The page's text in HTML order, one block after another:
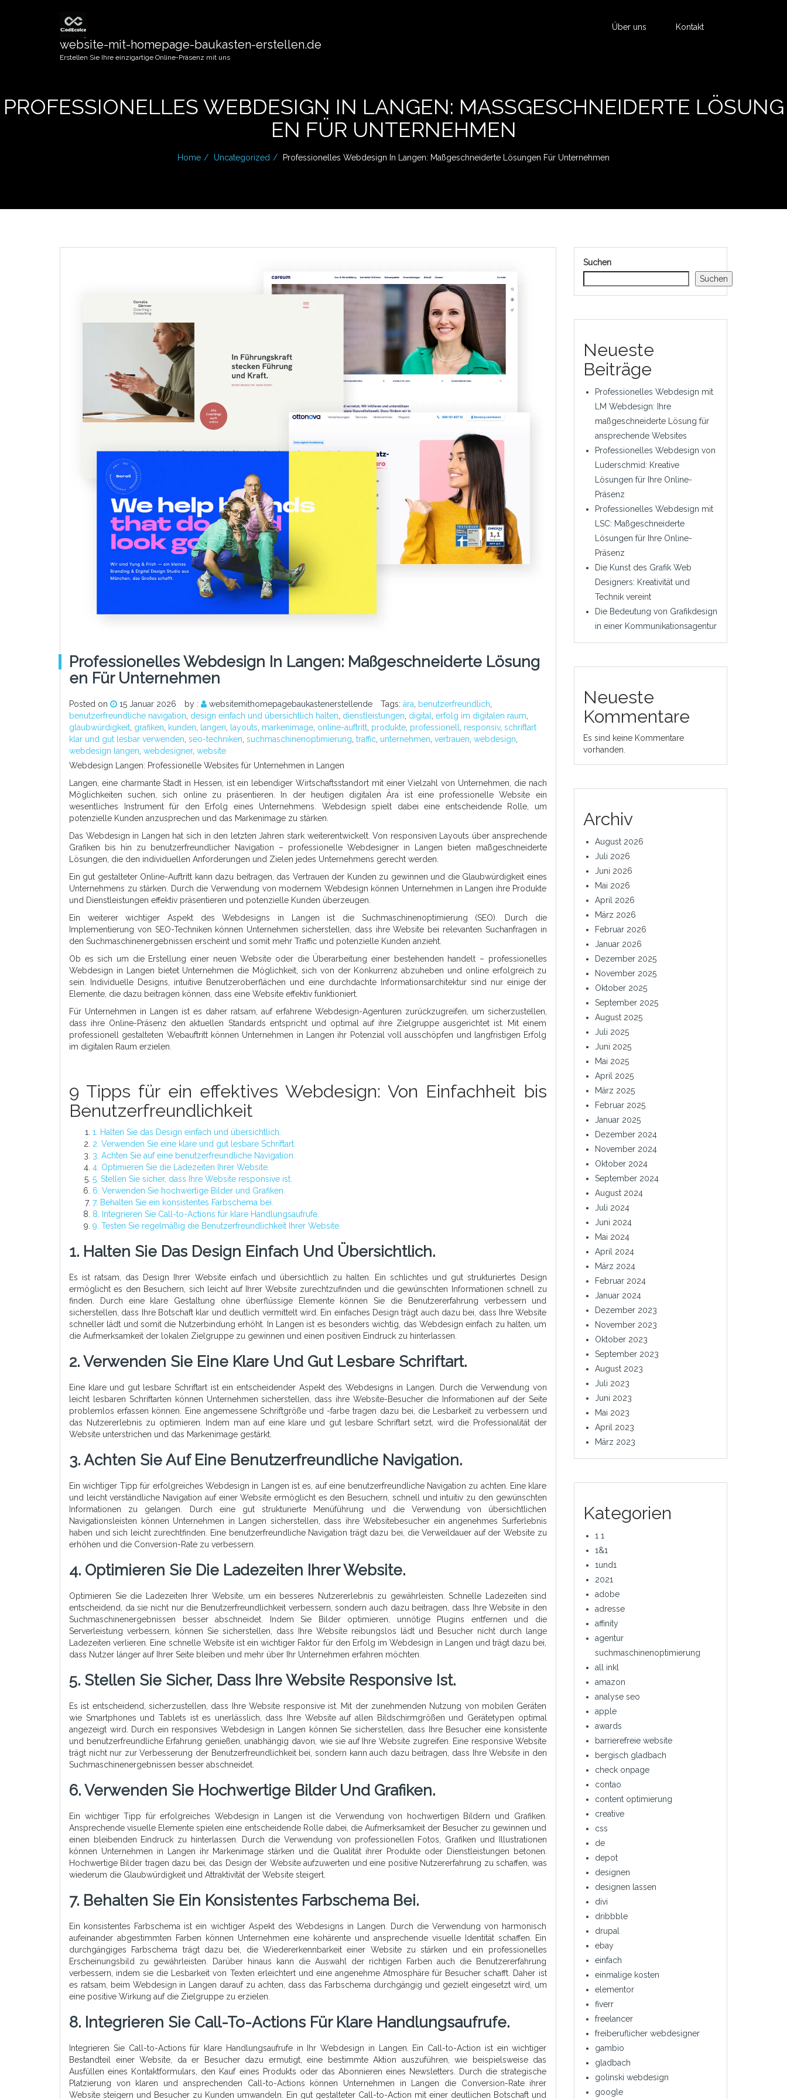
website-mit-homepage-baukasten-erstellen.de
Erstellen Sie Ihre einzigartige Online-Präsenz mit uns
Über uns Kontakt
PROFESSIONELLES WEBDESIGN IN LANGEN: MASSGESCHNEIDERTE LÖSUNGE
N FÜR UNTERNEHMEN
Home Uncategorized Professionelles Webdesign In Langen: Maßgeschneiderte Lösungen Für Unternehmen
Professionelles Webdesign In Langen: Maßgeschneiderte Lösung
En Für Unternehmen
Posted on 15 Januar 2026 by : websitemithomepagebaukastenerstellende Tags: ära benutzerfreundlich
benutzerfreundliche navigation design einfach und übersichtlich halten dienstleistungen digital erfolg im digitalen raum
glaubwürdigkeit grafiken kunden langen layouts markenimage online-auftritt produkte professionell responsiv, schriftart
klar und gut lesbar verwenden seo-techniken suchmaschinenoptimierung traffic unternehmen vertrauen webdesign
webdesign langen webdesigner, website
Webdesign Langen: Professionelle Websites für Unternehmen in Langen
Langen, eine charmante Stadt in Hessen, ist ein lebendiger Wirtschaftsstandort mit einer Vielzahl von Unternehmen, die nach
Möglichkeiten suchen, sich online zu präsentieren. In der heutigen digitalen Ära ist eine professionelle Website ein
wesentliches Instrument für den Erfolg eines Unternehmens. Webdesign spielt dabei eine entscheidende Rolle, um
potenzielle Kunden anzusprechen und das Markenimage zu stärken.
Das Webdesign in Langen hat sich in den letzten Jahren stark weiterentwickelt. Von responsiven Layouts über ansprechende
Grafiken bis hin zu benutzerfreundlicher Navigation – professionelle Webdesigner in Langen bieten maßgeschneiderte
Lösungen, die den individuellen Anforderungen und Zielen jedes Unternehmens gerecht werden.
Ein gut gestalteter Online-Auftritt kann dazu beitragen, das Vertrauen der Kunden zu gewinnen und die Glaubwürdigkeit eines
Unternehmens zu stärken. Durch die Verwendung von modernem Webdesign können Unternehmen in Langen ihre Produkte
und Dienstleistungen effektiv präsentieren und potenzielle Kunden überzeugen.
Ein weiterer wichtiger Aspekt des Webdesigns in Langen ist die Suchmaschinenoptimierung (SEO). Durch die
Implementierung von SEO-Techniken können Unternehmen sicherstellen, dass ihre Website bei relevanten Suchanfragen in
den Suchmaschinenergebnissen erscheint und somit mehr Traffic und potenzielle Kunden anzieht.
Ob es sich um die Erstellung einer neuen Website oder die Überarbeitung einer bestehenden handelt – professionelles
Webdesign in Langen bietet Unternehmen die Möglichkeit, sich von der Konkurrenz abzuheben und online erfolgreich zu
sein. Individuelle Designs, intuitive Benutzeroberflächen und eine durchdachte Informationsarchitektur sind nur einige der
Elemente, die dazu beitragen können, dass eine Website effektiv funktioniert.
Für Unternehmen in Langen ist es daher ratsam, auf erfahrene Webdesign-Agenturen zurückzugreifen, um sicherzustellen,
dass ihre Online-Präsenz den aktuellen Standards entspricht und optimal auf ihre Zielgruppe ausgerichtet ist. Mit einem
professionell gestalteten Webauftritt können Unternehmen in Langen ihr Potenzial voll ausschöpfen und langfristigen Erfolg
im digitalen Raum erzielen.
9 Tipps für ein effektives Webdesign: Von Einfachheit bis
Benutzerfreundlichkeit
1. Halten Sie das Design einfach und übersichtlich.
2. Verwenden Sie eine klare und gut lesbare Schriftart.
3. Achten Sie auf eine benutzerfreundliche Navigation.
4. Optimieren Sie die Ladezeiten Ihrer Website.
5. Stellen Sie sicher, dass Ihre Website responsive ist.
6. Verwenden Sie hochwertige Bilder und Grafiken.
7. Behalten Sie ein konsistentes Farbschema bei.
8. Integrieren Sie Call-to-Actions für klare Handlungsaufrufe.
9. Testen Sie regelmäßig die Benutzerfreundlichkeit Ihrer Website.
1. Halten Sie Das Design Einfach Und Übersichtlich.
Es ist ratsam, das Design Ihrer Website einfach und übersichtlich zu halten. Ein schlichtes und gut strukturiertes Design
ermöglicht es den Besuchern, sich leicht auf Ihrer Website zurechtzufinden und die gewünschten Informationen schnell zu
finden. Durch eine klare Gestaltung ohne überflüssige Elemente können Sie die Benutzererfahrung verbessern und
sicherstellen, dass Ihre Botschaft klar und deutlich vermittelt wird. Ein einfaches Design trägt auch dazu bei, dass Ihre Website
schneller lädt und somit die Nutzerbindung erhöht. In Langen ist es besonders wichtig, das Webdesign einfach zu halten, um
die Aufmerksamkeit der lokalen Zielgruppe zu gewinnen und einen positiven Eindruck zu hinterlassen.
2. Verwenden Sie Eine Klare Und Gut Lesbare Schriftart.
Eine klare und gut lesbare Schriftart ist ein entscheidender Aspekt des Webdesigns in Langen. Durch die Verwendung von
leicht lesbaren Schriftarten können Unternehmen sicherstellen, dass ihre Website-Besucher die Informationen auf der Seite
problemlos erfassen können. Eine angemessene Schriftgröße und -farbe tragen dazu bei, die Lesbarkeit zu verbessern und
das Nutzererlebnis zu optimieren. Indem man auf eine klare und gut lesbare Schriftart setzt, wird die Professionalität der
Website unterstrichen und das Markenimage gestärkt.
3. Achten Sie Auf Eine Benutzerfreundliche Navigation.
Ein wichtiger Tipp für erfolgreiches Webdesign in Langen ist es, auf eine benutzerfreundliche Navigation zu achten. Eine klare
und leicht verständliche Navigation auf einer Website ermöglicht es den Besuchern, schnell und intuitiv zu den gewünschten
Informationen zu gelangen. Durch eine gut strukturierte Menüführung und die Verwendung von übersichtlichen
Navigationsleisten können Unternehmen in Langen sicherstellen, dass ihre Websitebesucher ein angenehmes Surferlebnis
haben und sich leicht zurechtfinden. Eine benutzerfreundliche Navigation trägt dazu bei, die Verweildauer auf der Website zu
erhöhen und die Conversion-Rate zu verbessern.
4. Optimieren Sie Die Ladezeiten Ihrer Website.
Optimieren Sie die Ladezeiten Ihrer Website, um ein besseres Nutzererlebnis zu gewährleisten. Schnelle Ladezeiten sind
entscheidend, da sie nicht nur die Benutzerfreundlichkeit verbessern, sondern auch dazu beitragen, dass Ihre Website in den
Suchmaschinenergebnissen besser abschneidet. Indem Sie Bilder optimieren, unnötige Plugins entfernen und die
Serverleistung verbessern, können Sie sicherstellen, dass Ihre Website reibungslos lädt und Besucher nicht durch lange
Ladezeiten verlieren. Eine schnelle Website ist ein wichtiger Faktor für den Erfolg im Webdesign in Langen und trägt dazu bei,
dass Nutzer länger auf Ihrer Seite bleiben und mehr über Ihr Unternehmen erfahren möchten.
5. Stellen Sie Sicher, Dass Ihre Website Responsive Ist.
Es ist entscheidend, sicherzustellen, dass Ihre Website responsive ist. Mit der zunehmenden Nutzung von mobilen Geräten
wie Smartphones und Tablets ist es unerlässlich, dass Ihre Website auf allen Bildschirmgrößen und Gerätetypen optimal
angezeigt wird. Durch ein responsives Webdesign in Langen können Sie sicherstellen, dass Ihre Besucher eine konsistente
und benutzerfreundliche Erfahrung genießen, unabhängig davon, wie sie auf Ihre Website zugreifen. Eine responsive Website
trägt nicht nur zur Verbesserung der Benutzerfreundlichkeit bei, sondern kann auch dazu beitragen, dass Ihre Website in den
Suchmaschinenergebnissen besser abschneidet.
6. Verwenden Sie Hochwertige Bilder Und Grafiken.
Ein wichtiger Tipp für erfolgreiches Webdesign in Langen ist die Verwendung von hochwertigen Bildern und Grafiken.
Ansprechende visuelle Elemente spielen eine entscheidende Rolle dabei, die Aufmerksamkeit der Besucher zu gewinnen und
einen bleibenden Eindruck zu hinterlassen. Durch die Verwendung von professionellen Fotos, Grafiken und Illustrationen
können Unternehmen in Langen ihr Markenimage stärken und die Qualität ihrer Produkte oder Dienstleistungen betonen.
Hochwertige Bilder tragen dazu bei, das Design der Website aufzuwerten und eine positive Nutzererfahrung zu schaffen, was
wiederum die Glaubwürdigkeit und Attraktivität der Website steigert.
7. Behalten Sie Ein Konsistentes Farbschema Bei.
Ein konsistentes Farbschema ist ein wichtiger Aspekt des Webdesigns in Langen. Durch die Verwendung von harmonisch
aufeinander abgestimmten Farben können Unternehmen eine kohärente und ansprechende visuelle Identität schaffen. Ein
durchgängiges Farbschema trägt dazu bei, die Wiedererkennbarkeit einer Website zu stärken und ein professionelles
Erscheinungsbild zu gewährleisten. Darüber hinaus kann die Auswahl der richtigen Farben auch die Benutzererfahrung
verbessern, indem sie die Lesbarkeit von Texten erleichtert und eine angenehme Atmosphäre für Besucher schafft. Daher ist
es ratsam, beim Webdesign in Langen darauf zu achten, dass das Farbschema durchgängig und gezielt eingesetzt wird, um
eine positive Wirkung auf die Zielgruppe zu erzielen.
8. Integrieren Sie Call-To-Actions Für Klare Handlungsaufrufe.
Integrieren Sie Call-to-Actions für klare Handlungsaufrufe in Ihr Webdesign in Langen. Ein Call-to-Action ist ein wichtiger
Bestandteil einer Website, da er Besucher dazu ermutigt, eine bestimmte Aktion auszuführen, wie beispielsweise das
Ausfüllen eines Kontaktformulars, den Kauf eines Produkts oder das Abonnieren eines Newsletters. Durch die strategische
Platzierung von klaren und ansprechenden Call-to-Actions können Unternehmen in Langen die Conversion-Rate ihrer
Website steigern und Besucher zu Kunden umwandeln. Ein gut gestalteter Call-to-Action mit einer deutlichen Botschaft und
Suchen
Suchen
Neueste
Beiträge
Professionelles Webdesign mit
LM Webdesign: Ihre
maßgeschneiderte Lösung für
ansprechende Websites
Professionelles Webdesign von
Luderschmid: Kreative
Lösungen für Ihre Online-
Präsenz
Professionelles Webdesign mit
LSC: Maßgeschneiderte
Lösungen für Ihre Online-
Präsenz
Die Kunst des Grafik Web
Designers: Kreativität und
Technik vereint
Die Bedeutung von Grafikdesign
in einer Kommunikationsagentur
Neueste
Kommentare
Es sind keine Kommentare
vorhanden.
Archiv
August 2026
Juli 2026
Juni 2026
Mai 2026
April 2026
März 2026
Februar 2026
Januar 2026
Dezember 2025
November 2025
Oktober 2025
September 2025
August 2025
Juli 2025
Juni 2025
Mai 2025
April 2025
März 2025
Februar 2025
Januar 2025
Dezember 2024
November 2024
Oktober 2024
September 2024
August 2024
Juli 2024
Juni 2024
Mai 2024
April 2024
März 2024
Februar 2024
Januar 2024
Dezember 2023
November 2023
Oktober 2023
September 2023
August 2023
Juli 2023
Juni 2023
Mai 2023
April 2023
März 2023
Kategorien
1 1
1&1
1und1
2021
adobe
adresse
affinity
agentur
suchmaschinenoptimierung
all inkl
amazon
analyse seo
apple
awards
barrierefreie website
bergisch gladbach
check onpage
contao
content optimierung
creative
css
de
depot
designen
designen lassen
divi
dribbble
drupal
ebay
einfach
einmalige kosten
elementor
fiverr
freelancer
freiberuflicher webdesigner
gambio
gladbach
golinski webdesign
google